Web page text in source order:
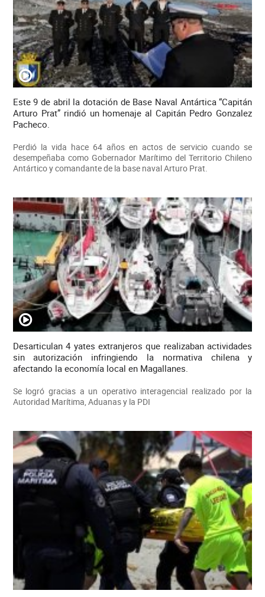
Este 9 de abril la dotación de Base Naval Antártica “Capitán
Arturo Prat” rindió un homenaje al Capitán Pedro Gonzalez
Pacheco.
Perdió la vida hace 64 años en actos de servicio cuando se
desempeñaba como Gobernador Marítimo del Territorio Chileno
Antártico y comandante de la base naval Arturo Prat.
Desarticulan 4 yates extranjeros que realizaban actividades
sin autorización infringiendo la normativa chilena y
afectando la economía local en Magallanes.
Se logró gracias a un operativo interagencial realizado por la
Autoridad Marítima, Aduanas y la PDI